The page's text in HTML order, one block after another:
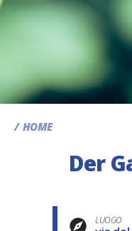
HOME
Der
LUOGO